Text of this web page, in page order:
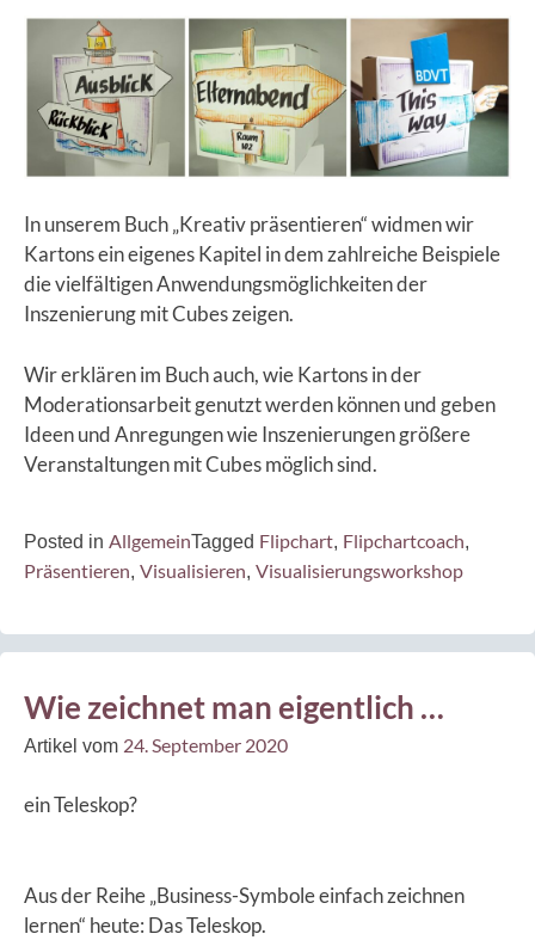
In unserem Buch „Kreativ präsentieren“ widmen wir
Kartons ein eigenes Kapitel in dem zahlreiche Beispiele
die vielfältigen Anwendungsmöglichkeiten der
Inszenierung mit Cubes zeigen.
Wir erklären im Buch auch, wie Kartons in der
Moderationsarbeit genutzt werden können und geben
Ideen und Anregungen wie Inszenierungen größere
Veranstaltungen mit Cubes möglich sind.
Posted in AllgemeinTagged Flipchart, Flipchartcoach,
Präsentieren, Visualisieren, Visualisierungsworkshop
Wie zeichnet man eigentlich …
Artikel vom 24. September 2020
ein Teleskop?
Aus der Reihe „Business-Symbole einfach zeichnen
lernen“ heute: Das Teleskop.